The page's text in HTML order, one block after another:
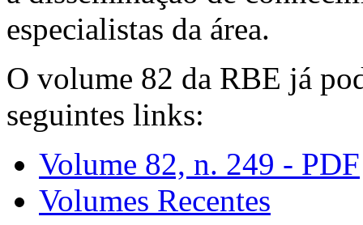
especialistas da área.
O volume 82 da RBE já
seguintes links:
Volume 82, n. 249 - PDF
Volumes Recentes